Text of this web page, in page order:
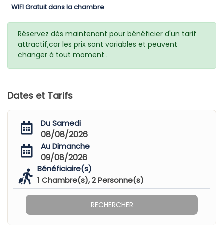
WIFI Gratuit dans la chambre
Réservez dès maintenant pour bénéficier d'un tarif
attractif,car les prix sont variables et peuvent
changer à tout moment .
Dates et Tarifs
Du Samedi
08/08/2026
Au Dimanche
09/08/2026
Bénéficiaire(s)
1 Chambre(s),2Personne(s)
RECHERCHER